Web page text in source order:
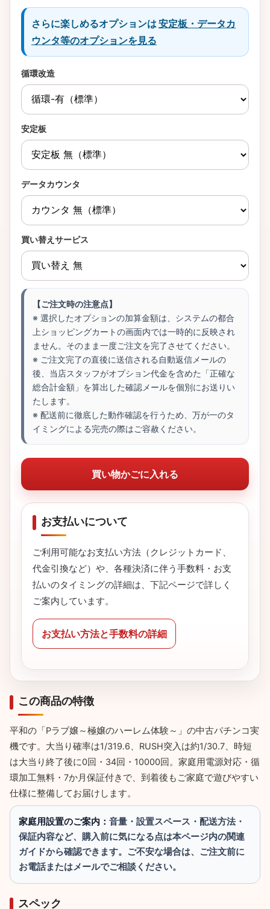
さらに楽しめるオプションは 安定板・データカ
ウンタ等のオプションを見る
循環改造
安定板
データカウンタ
買い替えサービス
【ご注文時の注意点】
※ 選択したオプションの加算金額は、システムの都合
上ショッピングカートの画面内では一時的に反映され
ません。そのまま一度ご注文を完了させてください。
※ ご注文完了の直後に送信される自動返信メールの
後、当店スタッフがオプション代金を含めた「正確な
総合計金額」を算出した確認メールを個別にお送りい
たします。
※ 配送前に徹底した動作確認を行うため、万が一のタ
イミングによる完売の際はご容赦ください。
買い物かごに入れる
お支払いについて
ご利用可能なお支払い方法（クレジットカード、
代金引換など）や、各種決済に伴う手数料・お支
払いのタイミングの詳細は、下記ページで詳しく
ご案内しています。
お支払い方法と手数料の詳細
この商品の特徴
平和の「Pラブ嬢～極嬢のハーレム体験～」の中古パチンコ実
機です。大当り確率は1/319.6、RUSH突入は約1/30.7、時短
は大当り終了後に0回・34回・10000回。家庭用電源対応・循
環加工無料・7か月保証付きで、到着後もご家庭で遊びやすい
仕様に整備してお届けします。
家庭用設置のご案内： 音量・設置スペース・配送方法・
保証内容など、購入前に気になる点は本ページ内の関連
ガイドから確認できます。ご不安な場合は、ご注文前に
お電話またはメールでご相談ください。
スペック